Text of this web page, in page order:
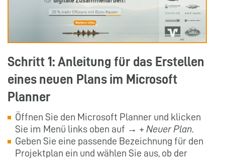
Schritt 1: Anleitung für das Erstellen
eines neuen Plans im Microsoft
Planner
Öffnen Sie den Microsoft Planner und klicken
Sie im Menü links oben auf → + Neuer Plan.
Geben Sie eine passende Bezeichnung für den
Projektplan ein und wählen Sie aus, ob der